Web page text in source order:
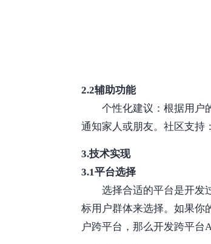
2.2辅助功能
个性化建议：根据用户
通知家人或朋友。社区支持
3.技术实现
3.1平台选择
选择合适的平台是开发
标用户群体来选择。如果你
户跨平台，那么开发跨平台